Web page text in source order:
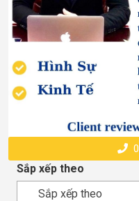
Sắp xếp theo
Sắp xếp theo